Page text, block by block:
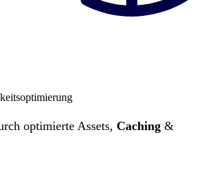
optimierte Assets, Caching &